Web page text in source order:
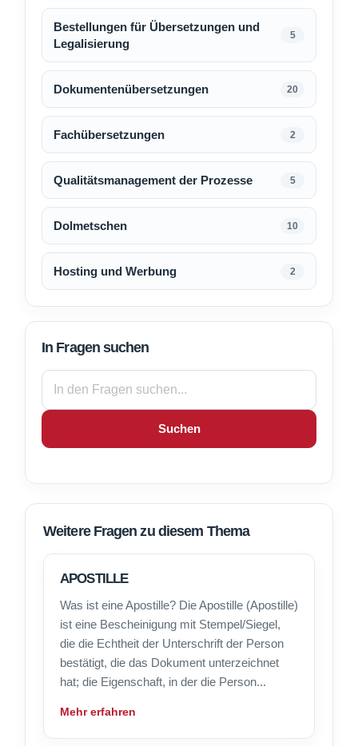
Bestellungen für Übersetzungen und
Legalisierung
5
Dokumentenübersetzungen 20
Fachübersetzungen 2
Qualitätsmanagement der Prozesse 5
Dolmetschen 10
Hosting und Werbung 2
In Fragen suchen
Suchen
Weitere Fragen zu diesem Thema
APOSTILLE
Was ist eine Apostille? Die Apostille (Apostille)
ist eine Bescheinigung mit Stempel/Siegel,
die die Echtheit der Unterschrift der Person
bestätigt, die das Dokument unterzeichnet
hat; die Eigenschaft, in der die Person...
Mehr erfahren